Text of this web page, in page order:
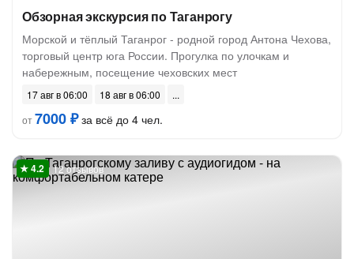
Обзорная экскурсия по Таганрогу
Морской и тёплый Таганрог - родной город Антона Чехова,
торговый центр юга России. Прогулка по улочкам и
набережным, посещение чеховских мест
17 авг в 06:00
18 авг в 06:00
от7000 ₽за всё до 4 чел.
12 отзывов